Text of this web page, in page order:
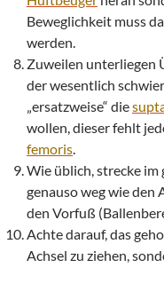
Beweglichkeit muss
werden.
Zuweilen unterliegen
der wesentlich
„ersatzweise“ die
wollen, dieser fehlt
femoris.
Wie üblich, strecke
genauso weg wie den
den Vorfuß
Achte darauf, das
Achsel zu ziehen,